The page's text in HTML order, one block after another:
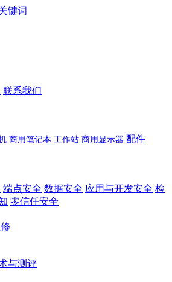
联系我们
商用笔记本 工作站 商用显示器 配件
端点安全 数据安全 应用与开发安全 检
零信任安全
与测评